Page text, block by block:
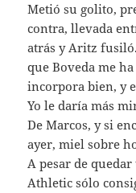
Metió su golito,
contra, llevada
atrás y Aritz
que Boveda me
incorpora bien, y
Yo le daría más
De Marcos, y si
ayer, miel sobre
A pesar de
Athletic sólo